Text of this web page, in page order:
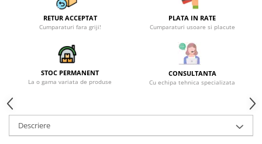
RETUR ACCEPTAT
Cumparaturi fara griji!
PLATA IN RATE
Cumparaturi usoare si placute
STOC PERMANENT
La o gama variata de produse
CONSULTANTA
Cu echipa tehnica specializata
Descriere